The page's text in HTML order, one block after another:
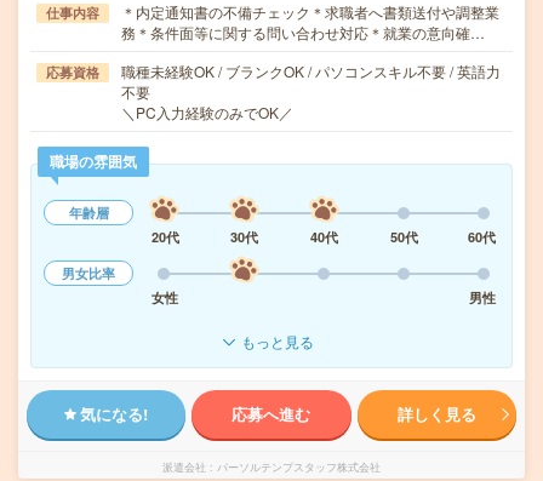
仕事内容
＊内定通知書の不備チェック＊求職者へ書類送付や調整業
務＊条件面等に関する問い合わせ対応＊就業の意向確…
応募資格
職種未経験OK / ブランクOK / パソコンスキル不要 / 英語力
不要
＼PC入力経験のみでOK／
職場の雰囲気
年齢層
20代
30代 40代 50代
60代
男女比率
女性
男性
もっと見る
気になる! 応募へ進む 詳しく見る
派遣会社 パーソルテンプスタッフ株式会社